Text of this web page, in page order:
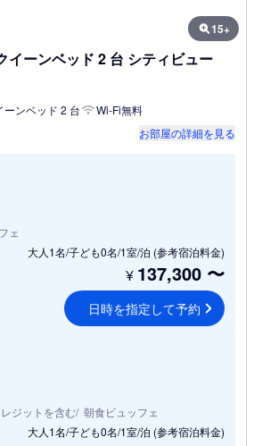
15+
イーンベッド 2 台 シティビュー
ーンベッド 2 台
Wi-Fi無料
お部屋の詳細を見る
ェ
大人1名/子ども0名/1室/泊 (参考宿泊料金)
¥ 137,300 〜
日時を指定して予約
ジットを含む 朝食ビュッフェ
大人1名/子ども0名/1室/泊 (参考宿泊料金)